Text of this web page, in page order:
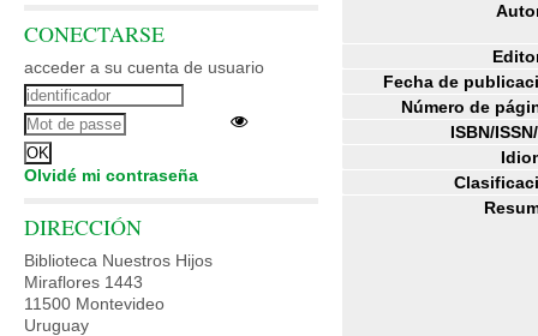
Fecha de
Número de
ISBN/
CONECTARSE
acceder a su cuenta de usuario
Olvidé mi contraseña
DIRECCIÓN
Biblioteca Nuestros Hijos
Miraflores 1443
11500 Montevideo
Uruguay